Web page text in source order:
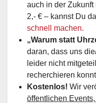
auch in der
2,- € – kannst Du
schnell machen.
„Warum statt
daran, dass uns
leider nicht
recherchieren
Kostenlos! Wir
öffentlichen